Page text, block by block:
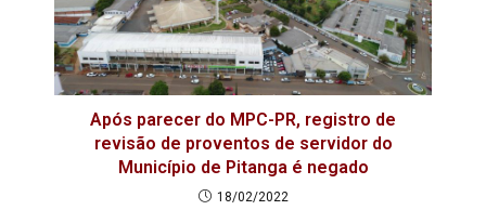
Após parecer do MPC-PR, registro de
revisão de proventos de servidor do
Município de Pitanga é negado
18/02/2022